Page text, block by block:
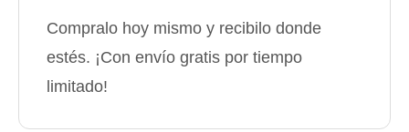
Compralo hoy mismo y recibilo donde
estés. ¡Con envío gratis por tiempo
limitado!